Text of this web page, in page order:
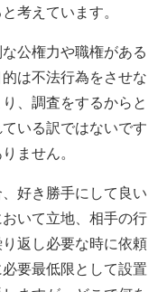
考えています。
公権力や職権がある
は不法行為をさせな
、調査をするからと
いる訳ではないです
ません。
好き勝手にして良い
いて立地、相手の行
返し必要な時に依頼
要最低限として設置